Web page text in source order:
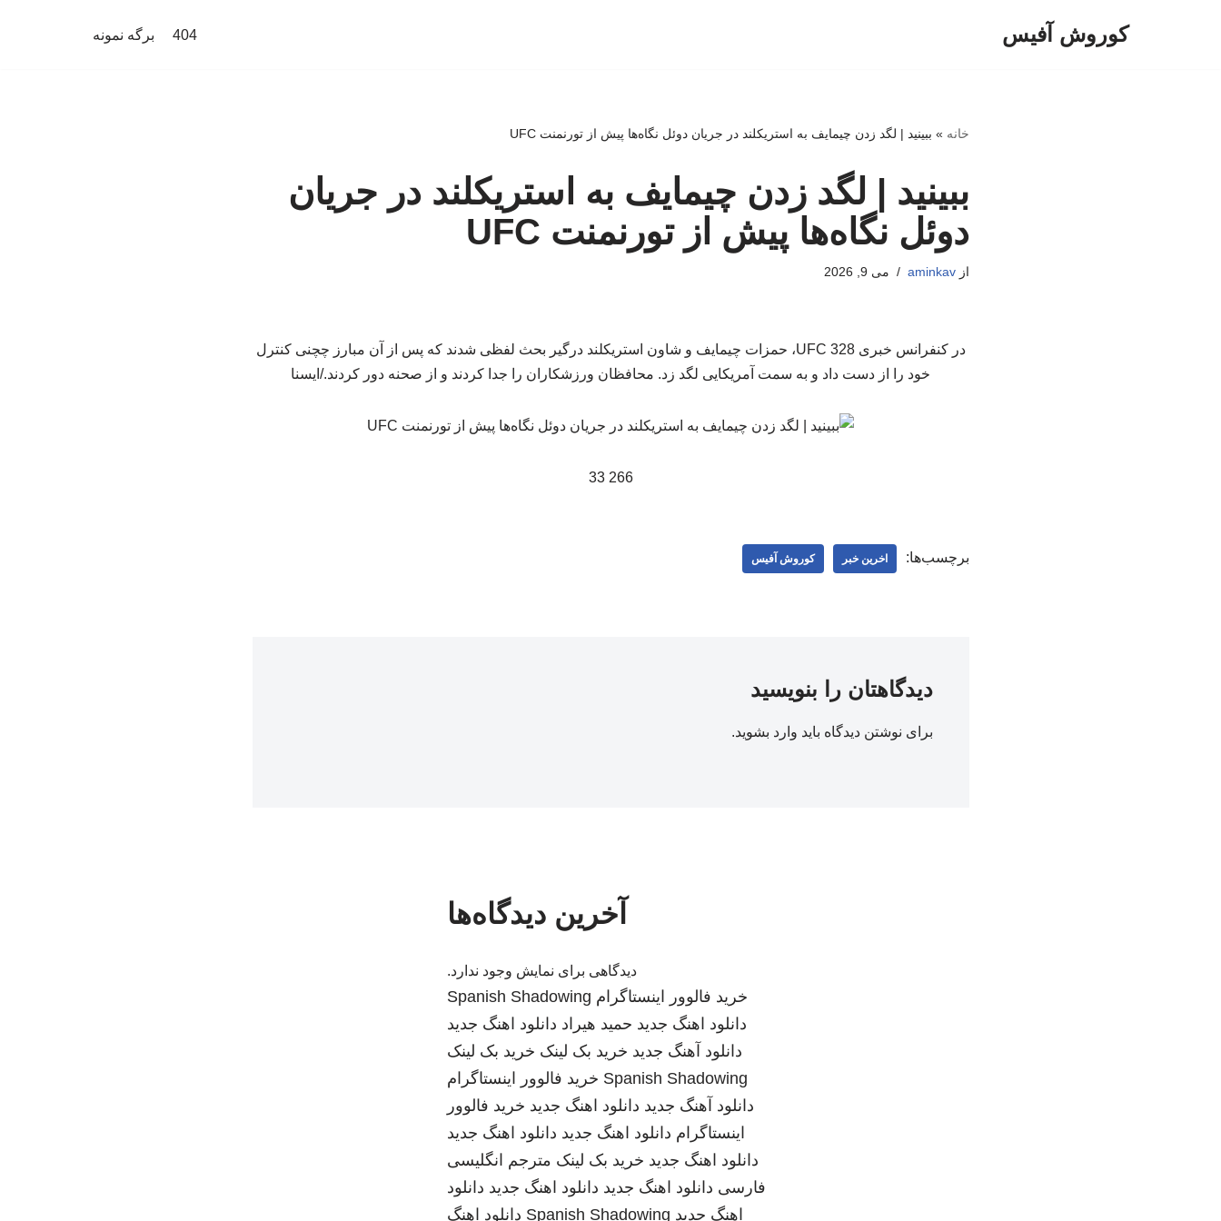
کوروش آفیس 404 برگه نمونه
خانه » ببینید | لگد زدن چیمایف به استریکلند در جریان دوئل نگاه‌ها پیش از تورنمنت UFC
ببینید | لگد زدن چیمایف به استریکلند در جریان
دوئل نگاه‌ها پیش از تورنمنت UFC
ازaminkav می 9, 2026
در کنفرانس خبری UFC 328، حمزات چیمایف و شاون استریکلند درگیر بحث لفظی شدند که پس از آن مبارز چچنی کنترل
خود را از دست داد و به سمت آمریکایی لگد زد. محافظان ورزشکاران را جدا کردند و از صحنه دور کردند./ایسنا
266 33
برچسب‌ها: اخرین خبر کوروش آفیس
دیدگاهتان را بنویسید
برای نوشتن دیدگاه باید وارد بشوید.
آخرین دیدگاه‌ها
دیدگاهی برای نمایش وجود ندارد.
خرید فالوور اینستاگرام Spanish Shadowing
دانلود اهنگ جدید حمید هیراد دانلود اهنگ جدید
دانلود آهنگ جدید خرید بک لینک خرید بک لینک
Spanish Shadowing خرید فالوور اینستاگرام
دانلود آهنگ جدید دانلود اهنگ جدید خرید فالوور
اینستاگرام دانلود اهنگ جدید دانلود اهنگ جدید
دانلود اهنگ جدید خرید بک لینک مترجم انگلیسی
فارسی دانلود اهنگ جدید دانلود اهنگ جدید دانلود
اهنگ جدید Spanish Shadowing دانلود اهنگ